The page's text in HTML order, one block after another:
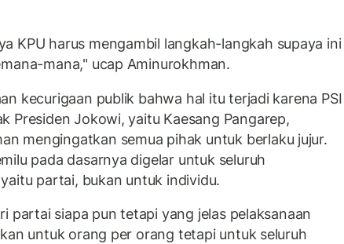
KPU harus mengambil langkah-langkah supaya ini
mana," ucap Aminurokhman.
kecurigaan publik bahwa hal itu terjadi karena PSI
Presiden Jokowi, yaitu Kaesang Pangarep,
mengingatkan semua pihak untuk berlaku jujur.
pada dasarnya digelar untuk seluruh
partai, bukan untuk individu.
partai siapa pun tetapi yang jelas pelaksanaan
untuk orang per orang tetapi untuk seluruh